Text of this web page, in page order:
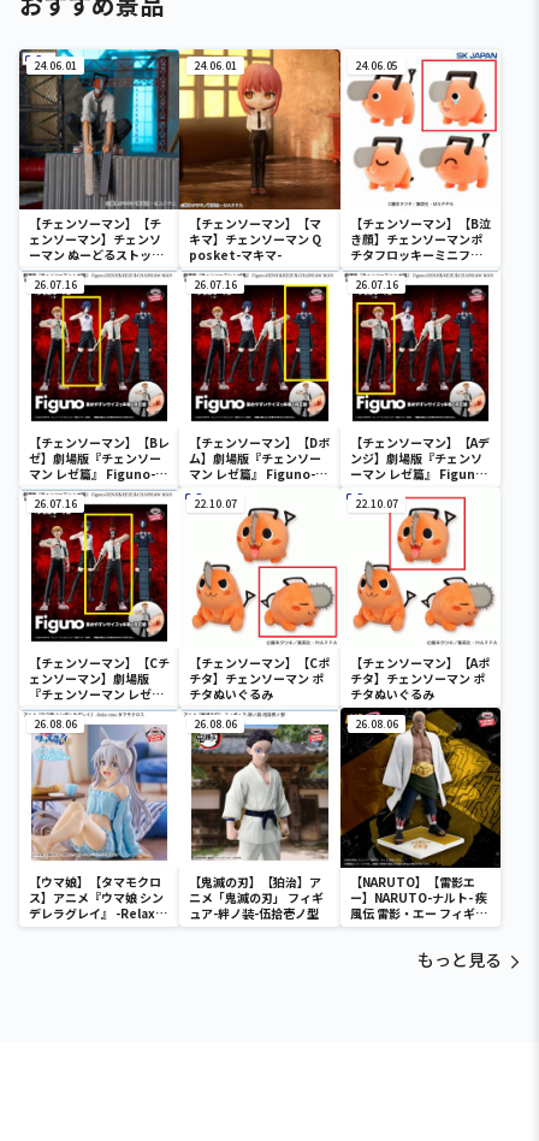
24.06.01
【チェンソーマン】【チ
ェンソーマン】チェンソ
ーマン ぬーどるストッパ
ーフィギュアーチェンソ
ーマンー
24.06.01
【チェンソーマン】【マ
キマ】チェンソーマン Q
posket-マキマ-
24.06.05
【チェンソーマン】【B泣
き顔】チェンソーマンポ
チタフロッキーミニフィ
ギュア
26.07.16
【チェンソーマン】【Bレ
ゼ】劇場版『チェンソー
マン レゼ篇』 Figuno-
DENJI＆REZE＆
CHAINSAW MAN＆
BOMB-
26.07.16
【チェンソーマン】【Dボ
ム】劇場版『チェンソー
マン レゼ篇』 Figuno-
DENJI＆REZE＆
CHAINSAW MAN＆
26.07.16
【チェンソーマン】【Aデ
ンジ】劇場版『チェンソ
ーマン レゼ篇』 Figuno-
DENJI＆REZE＆
CHAINSAW MAN＆
26.07.16
【チェンソーマン】【Cチ
ェンソーマン】劇場版
『チェンソーマン レゼ
篇』 Figuno-DENJI＆
REZE＆CHAINSAW MAN
＆BOMB-
22.10.07
【チェンソーマン】【Cポ
チタ】チェンソーマン ポ
チタぬいぐるみ
22.10.07
【チェンソーマン】【Aポ
チタ】チェンソーマン ポ
チタぬいぐるみ
26.08.06
【ウマ娘】【タマモクロ
ス】アニメ『ウマ娘 シン
デレラグレイ』 -Relax
time-タマモクロス
26.08.06
【鬼滅の刃】【狛治】ア
ニメ「鬼滅の刃」 フィギ
ュア-絆ノ装-伍拾壱ノ型
26.08.06
【NARUTO】【雷影エ
ー】NARUTO-ナルト- 疾
風伝 雷影・エー フィギュ
ア～五影集結…!!～
もっと見る